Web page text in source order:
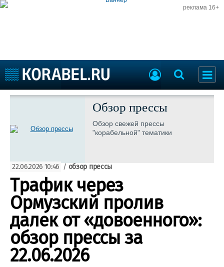
реклама 16+
Судостроение
Пресс-релизы
Образование
Яхты и катера
Еще
Судостроение
Пульс
Новости
Компании
Репутация
Работа
Торговая площадка
Доска объявлений
Продажа флота
Оборудование
Обзор прессы
Обзор свежей прессы
"корабельной" тематики
22.06.2026 10:46 / обзор прессы
Трафик через
Ормузский пролив
далек от «довоенного»:
обзор прессы за
22.06.2026